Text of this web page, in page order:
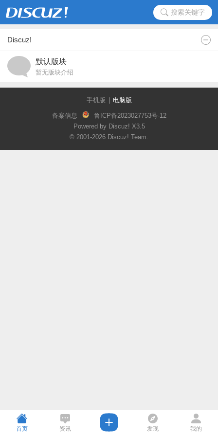
搜索关键字
Discuz!
默认版块
暂无版块介绍
手机版 电脑版
备案信息
鲁ICP备2023027753号-12
Powered by Discuz! X3.5
© 2001-2026 Discuz! Team.
首页 资讯 发现 我的